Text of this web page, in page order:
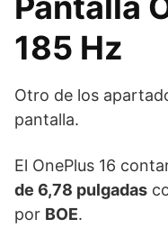
185 Hz
Otro de los
pantalla.
El OnePlus 16
de 6,78 pulgadas
por BOE.